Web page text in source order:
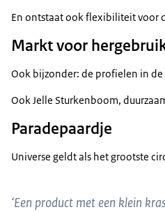
En ontstaat ook flexibiliteit voor
Markt voor
Ook bijzonder: de profielen in
Ook Jelle Sturkenboom,
Paradepaardje
Universe geldt als het grootste
‘Een product met een klein